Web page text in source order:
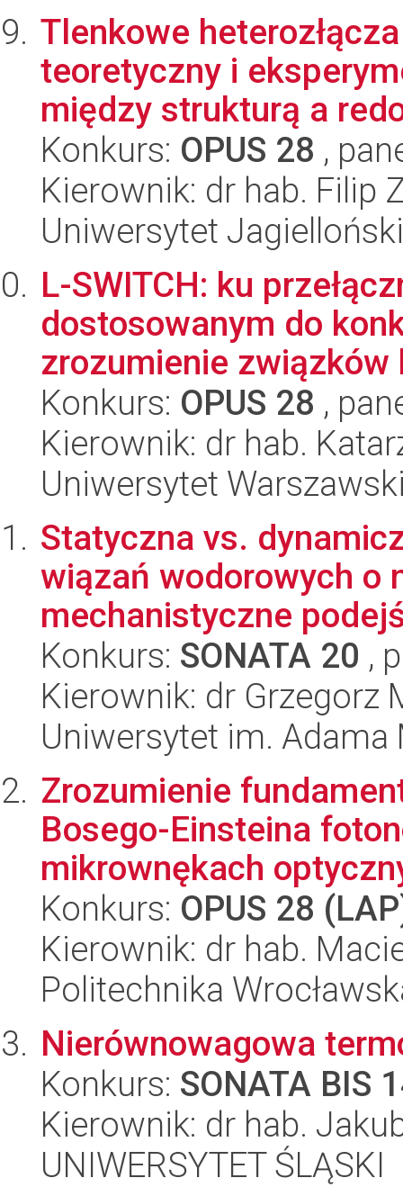
Tlenkowe
teoretyczny i
między strukturą a
Konkurs: OPUS 28 ,
Kierownik: dr hab. Filip
Uniwersytet Jagielloński
L-SWITCH: ku
dostosowanym do
zrozumienie
Konkurs: OPUS 28 ,
Kierownik: dr hab.
Uniwersytet
Statyczna vs.
wiązań wodorowych o
mechanistyczne
Konkurs: SONATA 20 ,
Kierownik: dr Grzegorz
Uniwersytet im.
Zrozumienie
Bosego-Einsteina
mikrownękach
Konkurs: OPUS 28
Kierownik: dr hab.
Politechnika
Nierównowagowa
Konkurs: SONATA BIS
Kierownik: dr hab.
UNIWERSYTET ŚLĄSKI